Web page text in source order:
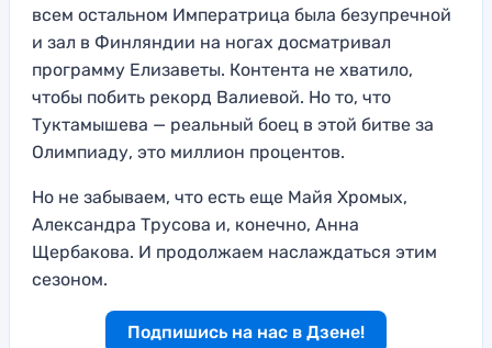
всем остальном Императрица была безупречной
и зал в Финляндии на ногах досматривал
программу Елизаветы. Контента не хватило,
чтобы побить рекорд Валиевой. Но то, что
Туктамышева — реальный боец в этой битве за
Олимпиаду, это миллион процентов.
Но не забываем, что есть еще Майя Хромых,
Александра Трусова и, конечно, Анна
Щербакова. И продолжаем наслаждаться этим
сезоном.
Подпишись на нас в Дзене!